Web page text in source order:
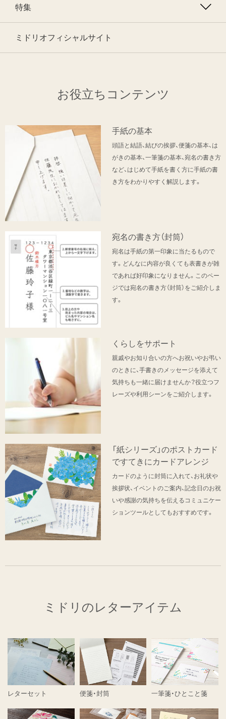
特集
ミドリオフィシャルサイト
お役立ちコンテンツ
手紙の基本
頭語と結語、結びの挨拶、便箋の基本、は
がきの基本、一筆箋の基本、宛名の書き方
など、はじめて手紙を書く方に手紙の書
き方をわかりやすく解説します。
宛名の書き方（封筒）
宛名は手紙の第一印象に当たるもので
す。どんなに内容が良くても表書きが雑
であれば好印象になりません。このペー
ジでは宛名の書き方（封筒）をご紹介しま
す。
くらしをサポート
親戚やお知り合いの方へお祝いやお弔い
のときに、手書きのメッセージを添えて
気持ちも一緒に届けませんか？役立つフ
レーズや利用シーンをご紹介します。
「紙シリーズ」のポストカード
ですてきにカードアレンジ
カードのように封筒に入れて、お礼状や
挨拶状、イベントのご案内、記念日のお祝
いや感謝の気持ちを伝えるコミュニケー
ションツールとしてもおすすめです。
ミドリのレターアイテム
レターセット 便箋・封筒 一筆箋・ひとこと箋